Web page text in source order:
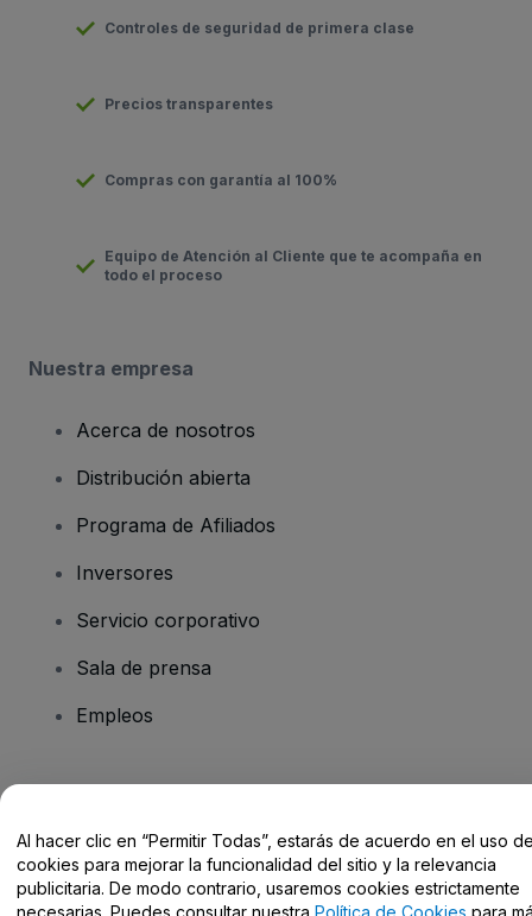
Controles de seguridad de primera clase
Precios transparentes
Compras con garantía al 100%
Equipo de Atención al Cliente que te acompaña en
todo el proceso
Nuestra empresa
Acerca de nosotros
Distribución abierta
Programa de Afiliados
Inversores
Servicio corporativo
Sala de prensa
Empleos
Centro de Ayuda / Contacto
Al hacer clic en “Permitir Todas”, estarás de acuerdo en el uso
cookies para mejorar la funcionalidad del sitio y la relevancia
publicitaria. De modo contrario, usaremos cookies estrictamente
necesarias. Puedes consultar nuestra Política de Cookies para